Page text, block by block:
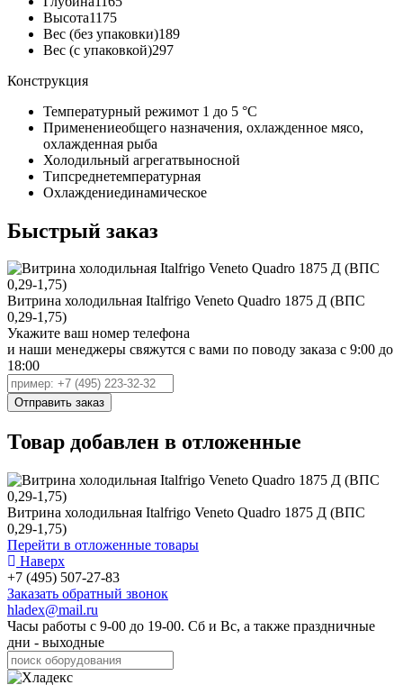
Высота1175
Вес (без упаковки)189
Вес (с упаковкой)297
Конструкция
Температурный режимот 1 до 5 °C
Применениеобщего назначения, охлажденное мясо,
охлажденная рыба
Холодильный агрегатвыносной
Типсреднетемпературная
Охлаждениединамическое
Быстрый заказ
Витрина холодильная Italfrigo Veneto Quadro 1875 Д (ВПC
0,29-1,75)
Укажите ваш номер телефона
и наши менеджеры свяжутся с вами по поводу заказа с 9:00 до
18:00
Товар добавлен в отложенные
Витрина холодильная Italfrigo Veneto Quadro 1875 Д (ВПC
0,29-1,75)
Перейти в отложенные товары
Наверх
+7 (495) 507-27-83
Заказать обратный звонок
hladex@mail.ru
Часы работы с 9-00 до 19-00. Сб и Вс, а также праздничные
дни - выходные